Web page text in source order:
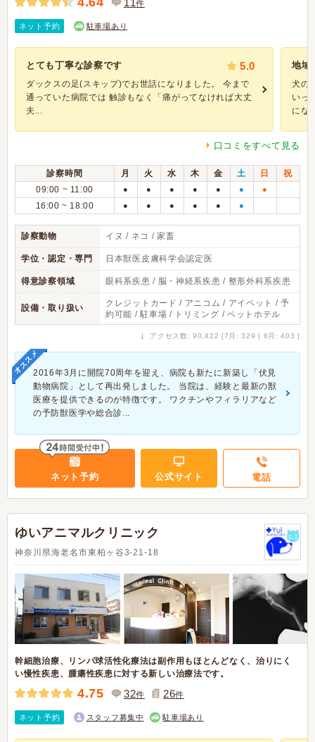
件
ネット予約 駐車場あり
とても丁寧な診察です 5.0
ダックスの足(スキップ)でお世話になりました。 今まで
通っていた病院では 触診もなく「痛がってなければ大丈
夫...
地域
犬の
いっ
にな
口コミをすべて見る
診察時間 月 火 水 木 金 土 日
祝
09:00 ~ 11:00
● ● ● ● ● ● ●
16:00 ~ 18:00 ● ● ● ● ● ●
診察動物 イヌ / ネコ / 家畜
学位・認定・専門 日本獣医皮膚科学会認定医
得意診察領域 眼科系疾患 / 脳・神経系疾患 / 整形外科系疾患
設備・取り扱い
クレジットカード / アニコム / アイペット / 予
約可能 / 駐車場 / トリミング / ペットホテル
↓ アクセス数: 90,422 [7月: 329 | 6月: 403 ]
オススメ2016年3月に開院70周年を迎え、病院も新たに新築し「伏見
動物病院」として再出発しました。 当院は、経験と最新の獣
医療を提供できるのが特徴です。 ワクチンやフィラリアなど
の予防獣医学や総合診...
ネット予約 公式サイト 電話
ゆいアニマルクリニック
神奈川県海老名市東柏ヶ谷3-21-18
幹細胞治療、リンパ球活性化療法は副作用もほとんどなく、治りにく
い慢性疾患、腫瘍性疾患に対する新しい治療法です。
4.75 32件 26件
ネット予約 スタッフ募集中 駐車場あり